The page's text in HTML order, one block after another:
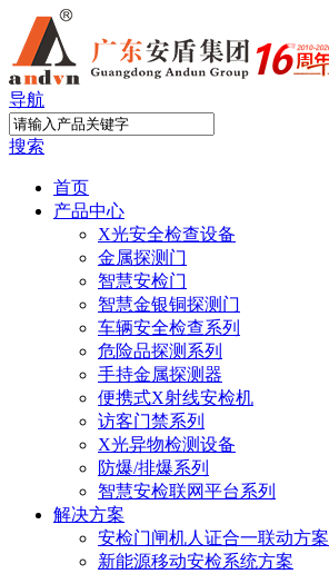
导航
搜索
首页
产品中心
X光安全检查设备
金属探测门
智慧安检门
智慧金银铜探测门
车辆安全检查系列
危险品探测系列
手持金属探测器
便携式X射线安检机
访客门禁系列
X光异物检测设备
防爆/排爆系列
智慧安检联网平台系列
解决方案
安检门闸机人证合一联动方案
新能源移动安检系统方案